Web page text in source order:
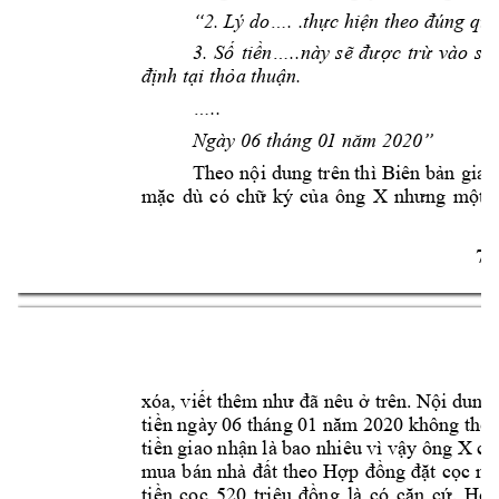
7
“2. Lý do …. .thực hiện theo đúng
3. Số tiền…..này sẽ được trừ vào s
định tại thỏa thuận.
…..
Ngày 06 tháng 01 năm 2020”
Theo nội dung trên thì Biên bản
mặc dù có chữ ký của ông X nhưng một
xóa, viết thêm như đã nêu ở trên. Nội dung
tiền ngày 06 tháng 01 năm 2020 không thể
tiền giao nhận là bao nhiêu vì vậy ông X
mua bán nhà đất theo Hợp đồng đặt cọc